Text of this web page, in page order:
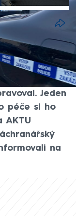
došlo v
Poleradech.
taxislužby
Jeden
péče si ho
AKTU
na